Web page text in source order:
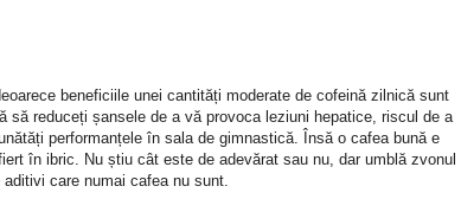
beneficiile unei cantități moderate de cofeină zilnică sunt
reduceți șansele de a vă provoca leziuni hepatice, riscul de a
performanțele în sala de gimnastică. Însă o cafea bună e
în ibric. Nu știu cât este de adevărat sau nu, dar umblă zvonul
care numai cafea nu sunt.